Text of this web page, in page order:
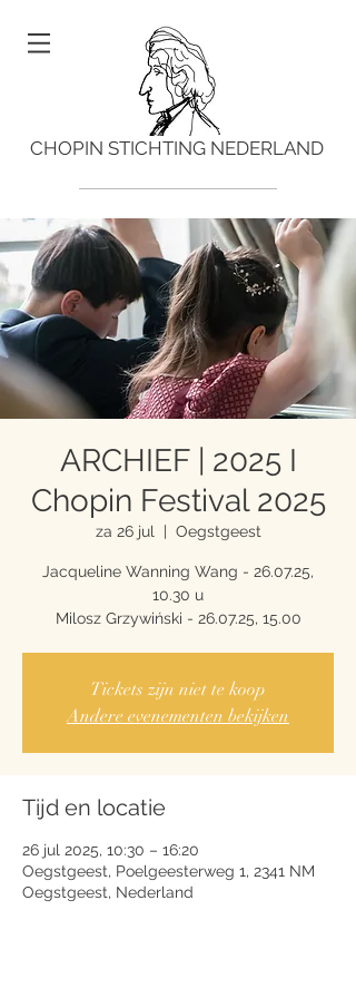
CHOPIN STICHTING NEDERLAND
ARCHIEF | 2025 I
Chopin Festival 2025
za 26 jul
  |
Oegstgeest
Jacqueline Wanning Wang - 26.07.25,
10.30 u
Milosz Grzywiński - 26.07.25, 15.00
Tickets zijn niet te koop
Andere evenementen bekijken
Tijd en locatie
26 jul 2025, 10:30 – 16:20
Oegstgeest, Poelgeesterweg 1, 2341 NM
Oegstgeest, Nederland